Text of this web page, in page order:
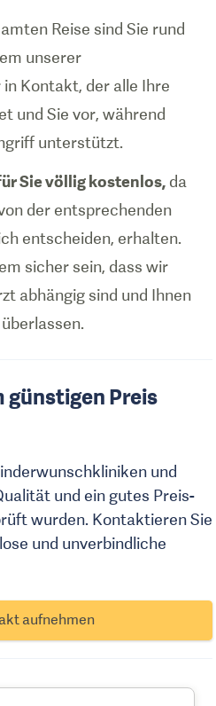
Reise sind Sie rund
unserer
Kontakt, der alle Ihre
und Sie vor, während
unterstützt.
Sie völlig kostenlos, da
der entsprechenden
entscheiden, erhalten.
sicher sein, dass wir
abhängig sind und Ihnen
günstigen Preis
und
und ein gutes Preis-
wurden. Kontaktieren Sie
und unverbindliche
aufnehmen